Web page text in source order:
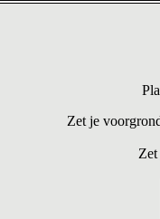
Zet je